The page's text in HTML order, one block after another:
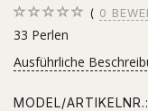
0
33 Perlen
Ausführliche
MODEL/ARTIKELNR.: